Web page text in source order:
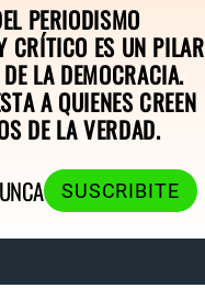
PERIODISMO
CRÍTICO ES UN PILAR
LA DEMOCRACIA.
A QUIENES CREEN
DE LA VERDAD.
SUSCRIBITE